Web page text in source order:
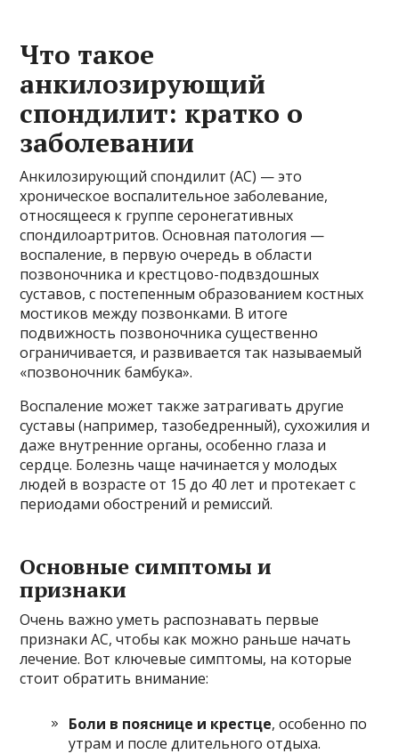
Что такое
анкилозирующий
спондилит: кратко о
заболевании
Анкилозирующий спондилит (АС) — это
хроническое воспалительное заболевание,
относящееся к группе серонегативных
спондилоартритов. Основная патология —
воспаление, в первую очередь в области
позвоночника и крестцово-подвздошных
суставов, с постепенным образованием костных
мостиков между позвонками. В итоге
подвижность позвоночника существенно
ограничивается, и развивается так называемый
«позвоночник бамбука».
Воспаление может также затрагивать другие
суставы (например, тазобедренный), сухожилия и
даже внутренние органы, особенно глаза и
сердце. Болезнь чаще начинается у молодых
людей в возрасте от 15 до 40 лет и протекает с
периодами обострений и ремиссий.
Основные симптомы и
признаки
Очень важно уметь распознавать первые
признаки АС, чтобы как можно раньше начать
лечение. Вот ключевые симптомы, на которые
стоит обратить внимание:
Боли в пояснице и крестце, особенно по
утрам и после длительного отдыха.